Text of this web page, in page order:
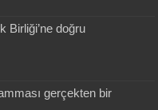
Birliği’ne doğru
gerçekten bir